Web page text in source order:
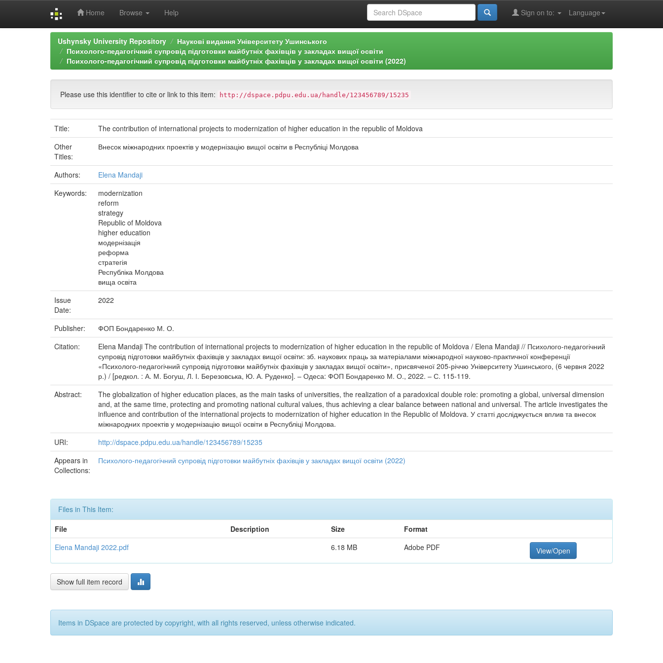
Home Browse Help Language
Sign on to:
Ushynsky University Repository
Наукові видання Університету Ушинського
Психолого-педагогічний супровід підготовки майбутніх фахівців у закладах вищої освіти
Психолого-педагогічний супровід підготовки майбутніх фахівців у закладах вищої освіти (2022)
Please use this identifier to cite or link to this item: http://dspace.pdpu.edu.ua/handle/123456789/15235
Title:
The contribution of international projects to modernization of higher education in the republic of Moldova
Other
Titles:
Внесок міжнародних проектів у модернізацію вищої освіти в Республіці Молдова
Authors:
Elena Mandaji
Keywords:
modernization
reform
strategy
Republic of Moldova
higher education
модернізація
реформа
стратегія
Республіка Молдова
вища освіта
Issue
Date:
2022
Publisher:
ФОП Бондаренко М. О.
Citation:
Elena Mandaji The contribution of international projects to modernization of higher education in the republic of Moldova / Elena Mandaji // Психолого-педагогічний
супровід підготовки майбутніх фахівців у закладах вищої освіти: зб. наукових праць за матеріалами міжнародної науково-практичної конференції
«Психолого-педагогічний супровід підготовки майбутніх фахівців у закладах вищої освіти», присвяченої 205-річчю Університету Ушинського, (6 червня 2022
р.) / [редкол. : А. М. Богуш, Л. І. Березовська, Ю. А. Руденко]. – Одеса: ФОП Бондаренко М. О., 2022. – С. 115-119.
Abstract:
The globalization of higher education places, as the main tasks of universities, the realization of a paradoxical double role: promoting a global, universal dimension
and, at the same time, protecting and promoting national cultural values, thus achieving a clear balance between national and universal. The article investigates the
influence and contribution of the international projects to modernization of higher education in the Republic of Moldova. У статті досліджується вплив та внесок
міжнародних проектів у модернізацію вищої освіти в Республіці Молдова.
URI:
http://dspace.pdpu.edu.ua/handle/123456789/15235
Appears in
Collections:
Психолого-педагогічний супровід підготовки майбутніх фахівців у закладах вищої освіти (2022)
Files in This Item:
File
Description Size
Format
Elena Mandaji 2022.pdf
6.18 MB Adobe PDF View/Open
Show full item record
Items in DSpace are protected by copyright, with all rights reserved, unless otherwise indicated.